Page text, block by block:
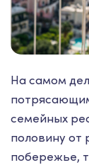
На самом
семейных
половину от
побережье,